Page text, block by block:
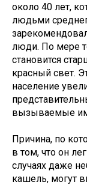
около 40 лет,
людьми
люди. По мере
становится
красный свет.
население
вызываемые
Причина, по
в том, что он
случаях даже
кашель, могут